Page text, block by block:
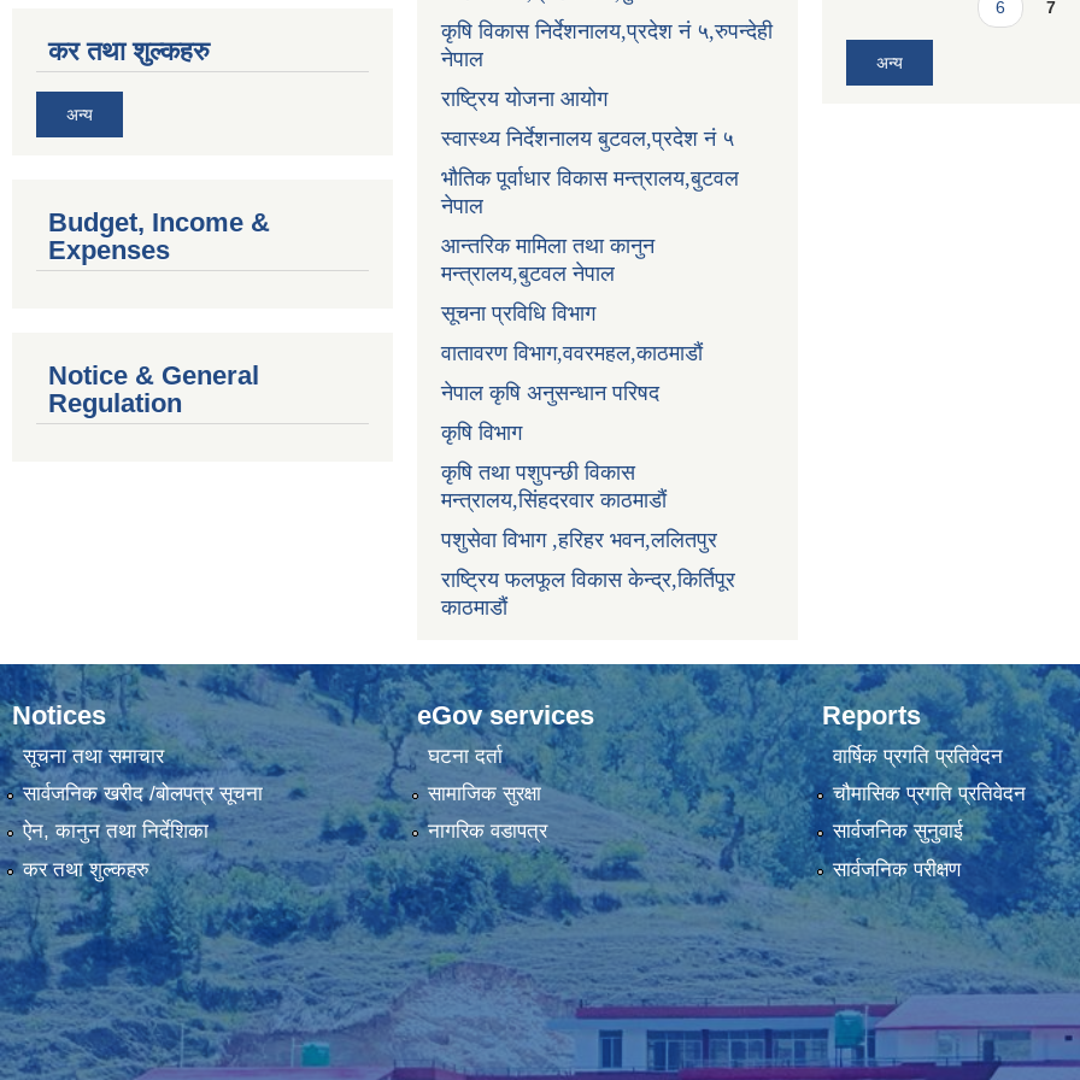
कर तथा शुल्कहरु
अन्य
Budget, Income &
Expenses
Notice & General
Regulation
कृषि विकास निर्देशनालय,प्रदेश नं ५,रुपन्देही
नेपाल
राष्ट्रिय योजना आयोग
स्वास्थ्य निर्देशनालय बुटवल,प्रदेश नं ५
भौतिक पूर्वाधार विकास मन्त्रालय,बुटवल
नेपाल
आन्तरिक मामिला तथा कानुन
मन्त्रालय,बुटवल नेपाल
सूचना प्रविधि विभाग
वातावरण विभाग,ववरमहल,काठमाडौं
नेपाल कृषि अनुसन्धान परिषद
कृषि विभाग
कृषि तथा पशुपन्छी विकास
मन्त्रालय,सिंहदरवार काठमाडौं
पशुसेवा विभाग ,हरिहर भवन,ललितपुर
राष्ट्रिय फलफूल विकास केन्द्र,किर्तिपूर
काठमाडौं
अन्य
Notices
सूचना तथा समाचार
सार्वजनिक खरीद /बोलपत्र सूचना
ऐन, कानुन तथा निर्देशिका
कर तथा शुल्कहरु
eGov services
घटना दर्ता
सामाजिक सुरक्षा
नागरिक वडापत्र
Reports
वार्षिक प्रगति प्रतिवेदन
चौमासिक प्रगति प्रतिवेदन
सार्वजनिक सुनुवाई
सार्वजनिक परीक्षण